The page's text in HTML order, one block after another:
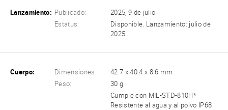
Lanzamiento: Publicado:
2025, 9 de julio
Estatus:
Disponible. Lanzamiento: julio de
2025.
Cuerpo: Dimensiones:
42.7 x 40.4 x 8.6 mm
Peso:
30 g
Cumple con MIL-STD-810H*
Resistente al agua y al polvo IP68